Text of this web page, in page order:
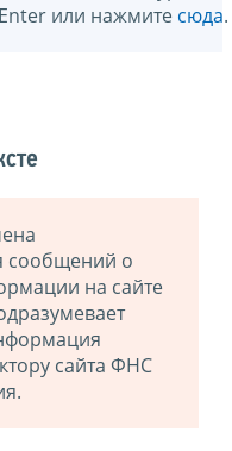
или нажмите сюда.
сообщений о
на сайте
сайта ФНС